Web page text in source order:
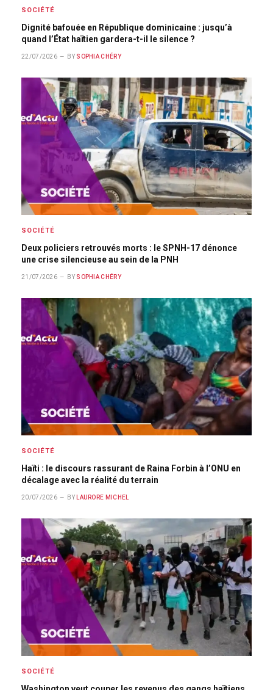
SOCIÉTÉ
Dignité bafouée en République dominicaine : jusqu’à
quand l’État haïtien gardera-t-il le silence ?
22/07/2026 BY SOPHIA CHÉRY
SOCIÉTÉ
Deux policiers retrouvés morts : le SPNH-17 dénonce
une crise silencieuse au sein de la PNH
21/07/2026 BY SOPHIA CHÉRY
SOCIÉTÉ
Haïti : le discours rassurant de Raina Forbin à l’ONU en
décalage avec la réalité du terrain
20/07/2026 BY LAURORE MICHEL
SOCIÉTÉ